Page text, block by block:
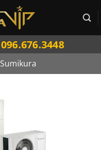
096.676.3448
Sumikura